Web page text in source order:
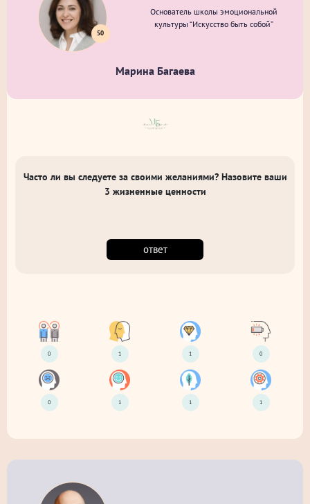
50
Основатель школы эмоциональной
культуры “Искусство быть собой”
Марина Багаева
Часто ли вы следуете за своими желаниями? Назовите ваши
3 жизненные ценности
ответ
0 1 1 0
0 1 1 1